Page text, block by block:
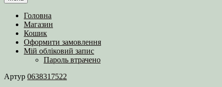
Головна
Магазин
Кошик
Оформити замовлення
Мій обліковий запис
Пароль втрачено
Артур 0638317522